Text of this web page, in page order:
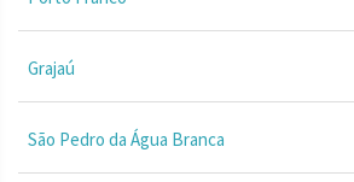
Grajaú
São Pedro da Água Branca